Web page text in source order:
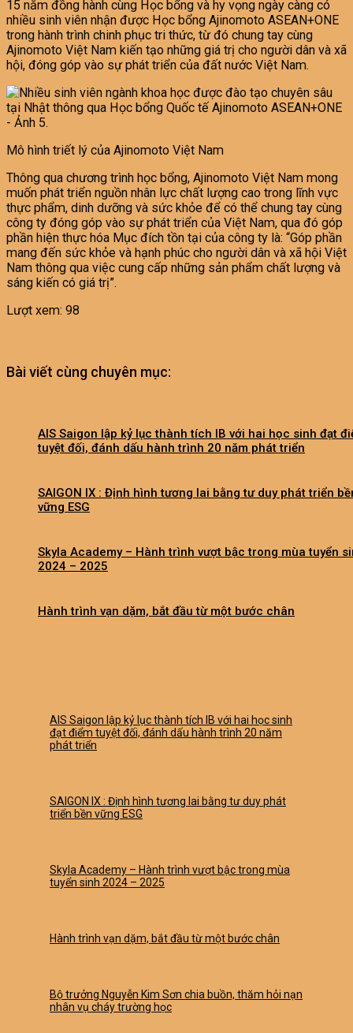
15 năm đồng hành cùng Học bổng và hy vọng ngày càng có
nhiều sinh viên nhận được Học bổng Ajinomoto ASEAN+ONE
trong hành trình chinh phục tri thức, từ đó chung tay cùng
Ajinomoto Việt Nam kiến tạo những giá trị cho người dân và xã
hội, đóng góp vào sự phát triển của đất nước Việt Nam.
Mô hình triết lý của Ajinomoto Việt Nam
Thông qua chương trình học bổng, Ajinomoto Việt Nam mong
muốn phát triển nguồn nhân lực chất lượng cao trong lĩnh vực
thực phẩm, dinh dưỡng và sức khỏe để có thể chung tay cùng
công ty đóng góp vào sự phát triển của Việt Nam, qua đó góp
phần hiện thực hóa Mục đích tồn tại của công ty là: “Góp phần
mang đến sức khỏe và hạnh phúc cho người dân và xã hội Việt
Nam thông qua việc cung cấp những sản phẩm chất lượng và
sáng kiến có giá trị”.
Lượt xem: 98
Bài viết cùng chuyên mục:
AIS Saigon lập kỷ lục thành tích IB với hai học sinh đạt
tuyệt đối, đánh dấu hành trình 20 năm phát triển
SAIGON IX : Định hình tương lai bằng tư duy phát triển
vững ESG
Skyla Academy – Hành trình vượt bậc trong mùa tuyển
2024 – 2025
Hành trình vạn dặm, bắt đầu từ một bước chân
AIS Saigon lập kỷ lục thành tích IB với hai học sinh
đạt điểm tuyệt đối, đánh dấu hành trình 20 năm
phát triển
SAIGON IX : Định hình tương lai bằng tư duy phát
triển bền vững ESG
Skyla Academy – Hành trình vượt bậc trong mùa
tuyển sinh 2024 – 2025
Hành trình vạn dặm, bắt đầu từ một bước chân
Bộ trưởng Nguyễn Kim Sơn chia buồn, thăm hỏi nạn
nhân vụ cháy trường học